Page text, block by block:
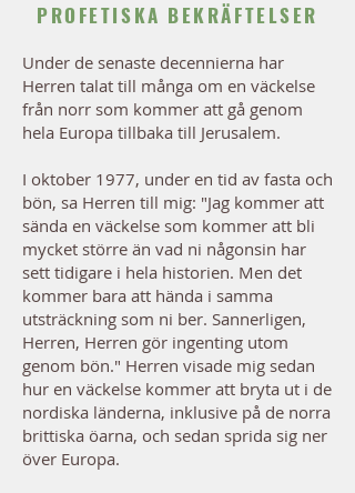
PROFETISKA BEKRÄFTELSER
Under de senaste decennierna har
Herren talat till många om en väckelse
från norr som kommer att gå genom
hela Europa tillbaka till Jerusalem.
I oktober 1977, under en tid av fasta och
bön, sa Herren till mig: "Jag kommer att
sända en väckelse som kommer att bli
mycket större än vad ni någonsin har
sett tidigare i hela historien. Men det
kommer bara att hända i samma
utsträckning som ni ber. Sannerligen,
Herren, Herren gör ingenting utom
genom bön." Herren visade mig sedan
hur en väckelse kommer att bryta ut i de
nordiska länderna, inklusive på de norra
brittiska öarna, och sedan sprida sig ner
över Europa.